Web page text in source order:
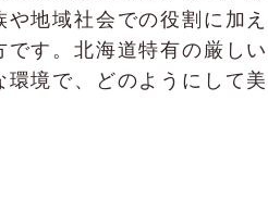
地域社会での役割に加え
す。北海道特有の厳し
境で、どのようにして美